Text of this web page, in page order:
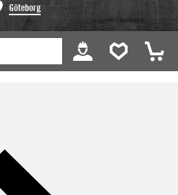
Göteborg